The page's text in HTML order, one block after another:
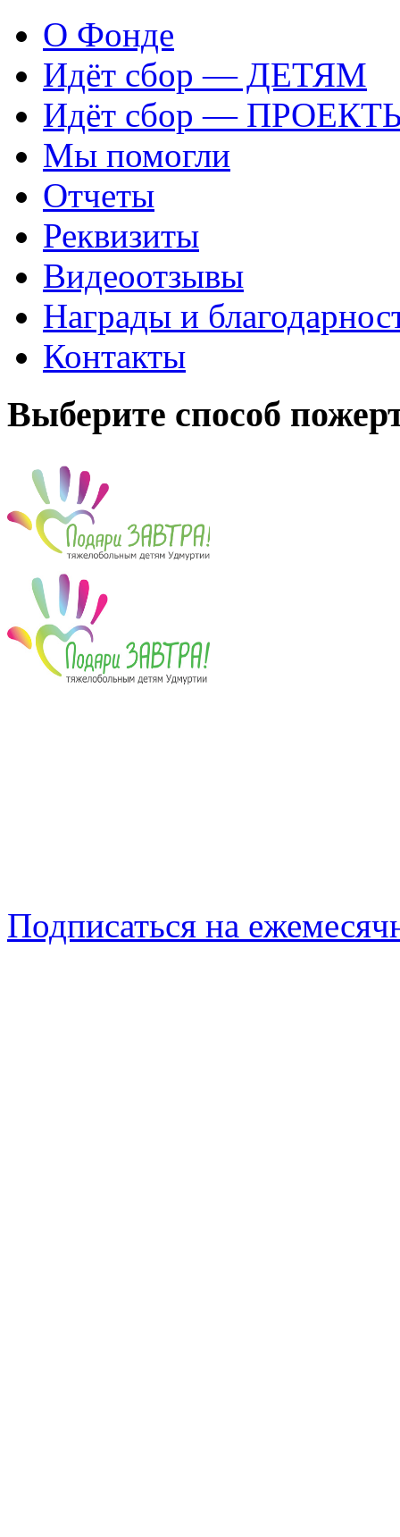
О Фонде
Идёт сбор — ДЕТЯМ
Идёт сбор —
Мы помогли
Отчеты
Реквизиты
Видеоотзывы
Награды и
Контакты
Выберите способ
Подписаться на